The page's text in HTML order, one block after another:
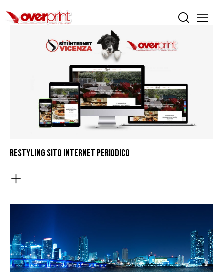
RESTYLING SITO INTERNET PERIODICO